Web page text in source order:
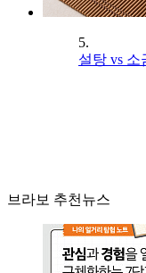
5.
설탕 vs
브라보 추천뉴스